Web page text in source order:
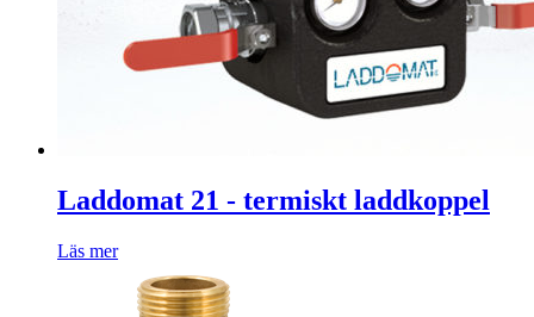
Laddomat 21 - termiskt laddkoppel
Läs mer